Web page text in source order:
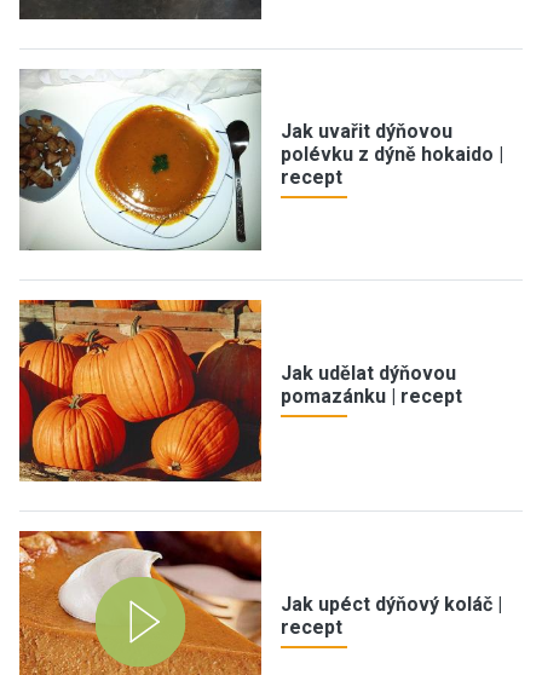
Jak uvařit dýňovou
polévku z dýně hokaido |
recept
Jak udělat dýňovou
pomazánku | recept
Jak upéct dýňový koláč |
recept